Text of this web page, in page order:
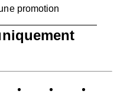
promotion